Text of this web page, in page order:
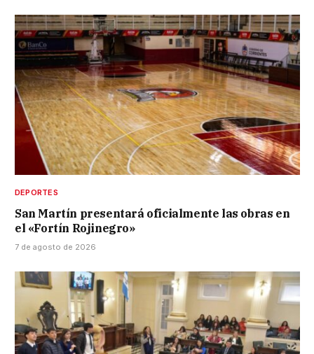
DEPORTES
San Martín presentará oficialmente las obras en
el «Fortín Rojinegro»
7 de agosto de 2026